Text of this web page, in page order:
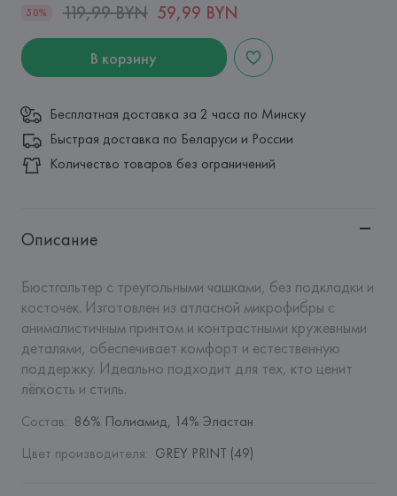
50% 119,99 BYN 59,99 BYN
В корзину
Бесплатная доставка за 2 часа по Минску
Быстрая доставка по Беларуси и России
Количество товаров без ограничений
Описание
Бюстгальтер с треугольными чашками, без подкладки и
косточек. Изготовлен из атласной микрофибры с
анималистичным принтом и контрастными кружевными
деталями, обеспечивает комфорт и естественную
поддержку. Идеально подходит для тех, кто ценит
лёгкость и стиль.
Состав: 86% Полиамид, 14% Эластан
Цвет производителя: GREY PRINT (49)